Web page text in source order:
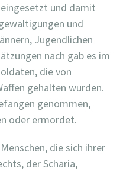
und damit
und
Jugendlichen
nach gab es im
die von
gehalten wurden.
genommen,
oder ermordet.
die sich ihrer
der Scharia,